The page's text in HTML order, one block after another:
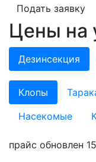
Подать заявку
Цены на
Дезинсекция
Клопы
Насекомые
прайс обновлен